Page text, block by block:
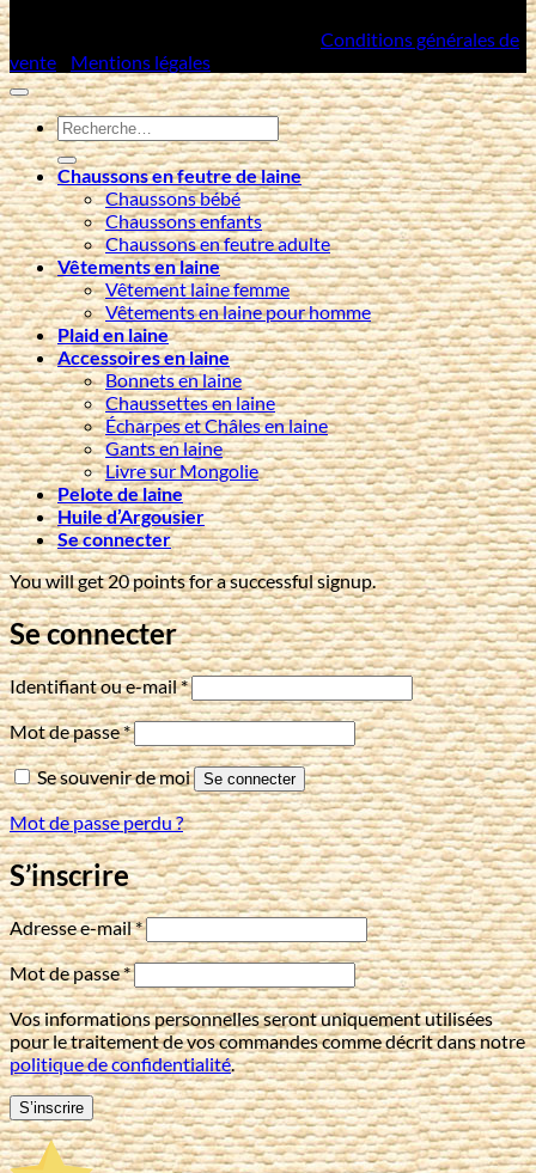
Conditions générales de
vente
Mentions légales
Recherche
pour :
Chaussons en feutre de laine
Chaussons bébé
Chaussons enfants
Chaussons en feutre adulte
Vêtements en laine
Vêtement laine femme
Vêtements en laine pour homme
Plaid en laine
Accessoires en laine
Bonnets en laine
Chaussettes en laine
Écharpes et Châles en laine
Gants en laine
Livre sur Mongolie
Pelote de laine
Huile d’Argousier
Se connecter
You will get 20 points for a successful signup.
Se connecter
Identifiant ou e-mail*Obligatoire
Mot de passe*Obligatoire
Se souvenir de moi Se connecter
Mot de passe perdu ?
S’inscrire
Adresse e-mail*Obligatoire
Mot de passe*Obligatoire
Vos informations personnelles seront uniquement utilisées
pour le traitement de vos commandes comme décrit dans notre
politique de confidentialité.
S’inscrire